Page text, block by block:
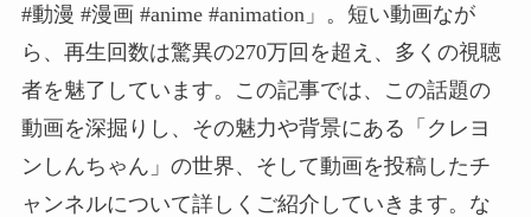
#動漫 #漫画 #anime #animation」。短い動画なが
ら、再生回数は驚異の270万回を超え、多くの視聴
者を魅了しています。この記事では、この話題の
動画を深掘りし、その魅力や背景にある「クレヨ
ンしんちゃん」の世界、そして動画を投稿したチ
ャンネルについて詳しくご紹介していきます。な